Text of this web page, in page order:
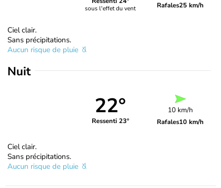
sous l'effet du vent Rafales25 km/h
Ciel clair.
Sans précipitations.
Aucun risque de pluie
Nuit
22°
Ressenti 23°
10 km/h
Rafales10 km/h
Ciel clair.
Sans précipitations.
Aucun risque de pluie